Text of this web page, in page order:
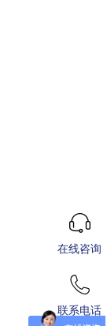
在线咨询
联系电话